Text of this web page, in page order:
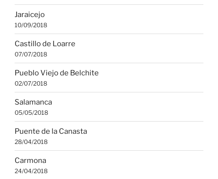
Jaraicejo
10/09/2018
Castillo de Loarre
07/07/2018
Pueblo Viejo de Belchite
02/07/2018
Salamanca
05/05/2018
Puente de la Canasta
28/04/2018
Carmona
24/04/2018